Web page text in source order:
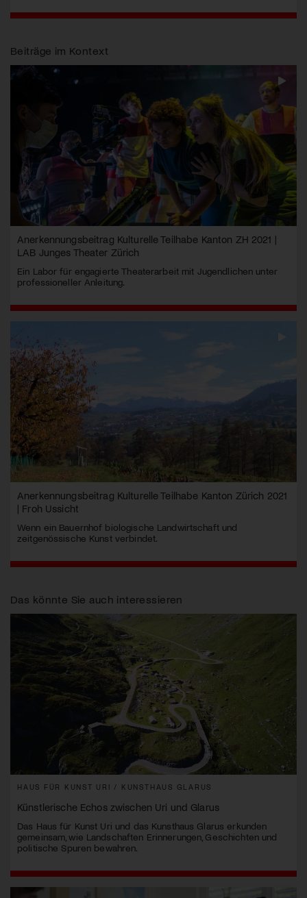
Beiträge im Kontext
Anerkennungsbeitrag Kulturelle Teilhabe Kanton ZH 2021 |
LAB Junges Theater Zürich
Ein Labor für engagierte Theaterarbeit mit Jugendlichen unter
professioneller Anleitung.
Anerkennungsbeitrag Kulturelle Teilhabe Kanton Zürich 2021
| Froh Ussicht
Wenn ein Bauernhof biologische Landwirtschaft und
zeitgenössische Kunst verbindet.
Das könnte Sie auch interessieren
HAUS FÜR KUNST URI / KUNSTHAUS GLARUS
Künstlerische Echos zwischen Uri und Glarus
Das Haus für Kunst Uri und das Kunsthaus Glarus erkunden
gemeinsam, wie Landschaften Erinnerungen, Geschichten und
politische Spuren bewahren.